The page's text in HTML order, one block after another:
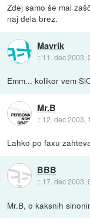
Zdej samo še mal
naj dela brez.
Mavrik
:: 11. dec 2003,
Emm... kolikor vem
Mr.B
:: 12. dec 2003,
Lahko po faxu
BBB
:: 17. dec 2003,
Mr.B, o kaksnih